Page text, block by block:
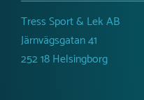
Tress Sport & Lek AB
Järnvägsgatan 41
252 18 Helsingborg